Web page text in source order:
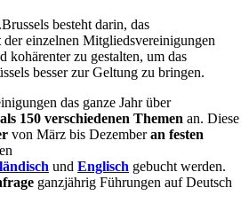
besteht darin, das
der einzelnen Mitgliedsvereinigungen
kohärenter zu gestalten, um das
besser zur Geltung zu bringen.
das ganze Jahr über
150 verschiedenen Themen an. Diese
von März bis Dezemberan festen
und Englisch gebucht werden.
ganzjährig Führungen auf Deutsch